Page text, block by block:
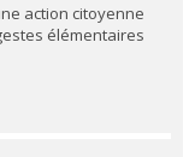
action citoyenne
élémentaires